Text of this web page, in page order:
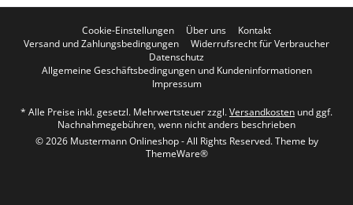
Cookie-Einstellungen Über uns
Kontakt
Versand und Zahlungsbedingungen
Widerrufsrecht für Verbraucher
Datenschutz
Allgemeine Geschäftsbedingungen und Kundeninformationen
Impressum
* Alle Preise inkl. gesetzl. Mehrwertsteuer zzgl.Versandkosten und ggf.
Nachnahmegebühren, wenn nicht anders beschrieben
© 2026 Mustermann Onlineshop - All Rights Reserved. Theme by
ThemeWare®